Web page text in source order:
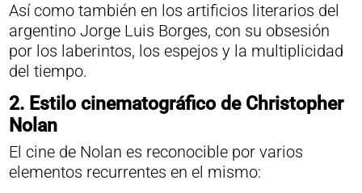
Así como también en los artificios literarios del
argentino Jorge Luis Borges, con su obsesión
por los laberintos, los espejos y la multiplicidad
del tiempo.
2. Estilo cinematográfico de Christopher
Nolan
El cine de Nolan es reconocible por varios
elementos recurrentes en el mismo: